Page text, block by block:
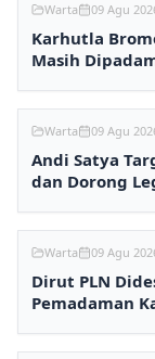
Warta 09 Agu
Karhutla
Masih
Warta 09 Agu
Andi Satya
dan Dorong
Warta 09 Agu
Dirut PLN
Pemadaman